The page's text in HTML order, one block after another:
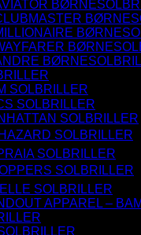
SOLBRILLER
SOLBRILLER
SOLBRILLER
SOLBRILLER
SOLBRILLER
SOLBRILLER
SOLBRILLER
APPAREL –